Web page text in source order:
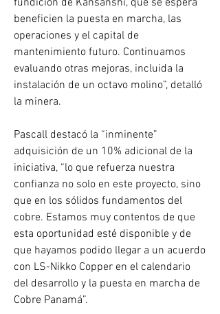
fundición de Kansanshi, que se espera
beneficien la puesta en marcha, las
operaciones y el capital de
mantenimiento futuro. Continuamos
evaluando otras mejoras, incluida la
instalación de un octavo molino”, detalló
la minera.
Pascall destacó la “inminente”
adquisición de un 10% adicional de la
iniciativa, “lo que refuerza nuestra
confianza no solo en este proyecto, sino
que en los sólidos fundamentos del
cobre. Estamos muy contentos de que
esta oportunidad esté disponible y de
que hayamos podido llegar a un acuerdo
con LS-Nikko Copper en el calendario
del desarrollo y la puesta en marcha de
Cobre Panamá”.